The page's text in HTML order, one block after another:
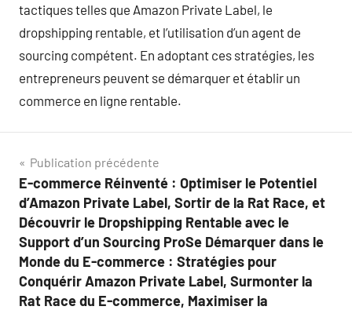
tactiques telles que Amazon Private Label, le
dropshipping rentable, et l’utilisation d’un agent de
sourcing compétent. En adoptant ces stratégies, les
entrepreneurs peuvent se démarquer et établir un
commerce en ligne rentable.
Navigation
de
l’article
Publication précédente
E-commerce Réinventé : Optimiser le Potentiel
d’Amazon Private Label, Sortir de la Rat Race, et
Découvrir le Dropshipping Rentable avec le
Support d’un Sourcing ProSe Démarquer dans le
Monde du E-commerce : Stratégies pour
Conquérir Amazon Private Label, Surmonter la
Rat Race du E-commerce, Maximiser la